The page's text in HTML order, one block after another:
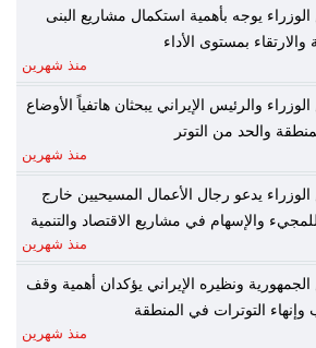
يوجه بأهمية استكمال مشاريع البنى
والارتقاء بمستوى الأداء
منذ شهرين
والرئيس الإيراني يبحثان هاتفياً الأوضاع
والحد من التوتر
منذ شهرين
يدعو رجال الأعمال المسيحيين خارج
للمجيء والإسهام في مشاريع الاقتصاد والتنمية
منذ شهرين
ونظيره الإيراني يؤكدان أهمية وقف
وإنهاء التوترات في المنطقة
منذ شهرين